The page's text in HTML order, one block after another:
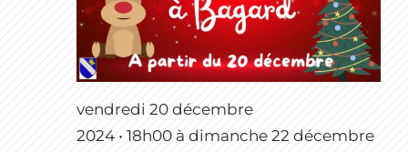
vendredi 20 décembre
2024 • 18h00à dimanche 22 décembre